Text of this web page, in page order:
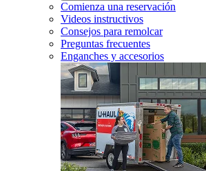
Comienza una reservación
Videos instructivos
Consejos para remolcar
Preguntas frecuentes
Enganches y accesorios